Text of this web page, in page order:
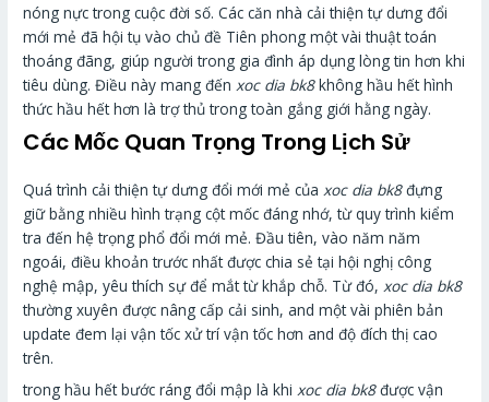
nóng nực trong cuộc đời số. Các căn nhà cải thiện tự dưng đổi
mới mẻ đã hội tụ vào chủ đề Tiên phong một vài thuật toán
thoáng đãng, giúp người trong gia đình áp dụng lòng tin hơn khi
tiêu dùng. Điều này mang đến xoc dia bk8không hầu hết hình
thức hầu hết hơn là trợ thủ trong toàn gắng giới hằng ngày.
Các Mốc Quan Trọng Trong Lịch Sử
Quá trình cải thiện tự dưng đổi mới mẻ củaxoc dia bk8đựng
giữ bằng nhiều hình trạng cột mốc đáng nhớ, từ quy trình kiểm
tra đến hệ trọng phổ đổi mới mẻ. Đầu tiên, vào năm năm
ngoái, điều khoản trước nhất được chia sẻ tại hội nghị công
nghệ mập, yêu thích sự để mắt từ khắp chỗ. Từ đó,xoc dia bk8
thường xuyên được nâng cấp cải sinh, and một vài phiên bản
update đem lại vận tốc xử trí vận tốc hơn and độ đích thị cao
trên.
trong hầu hết bước ráng đổi mập là khixoc dia bk8được vận